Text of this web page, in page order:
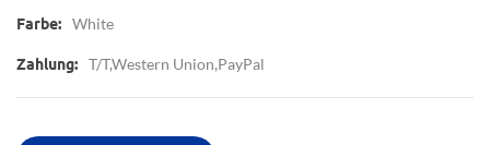
Farbe: White
Zahlung: T/T,Western Union,PayPal